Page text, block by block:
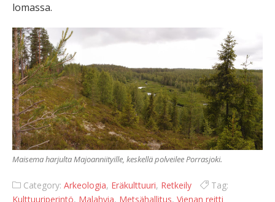
lomassa.
Maisema harjulta Majoanniityille, keskellä polveilee Porrasjoki.
Category: Arkeologia, Eräkulttuuri, Retkeily
Tag:
Kulttuuriperintö, Malahvia, Metsähallitus, Vienan reitti